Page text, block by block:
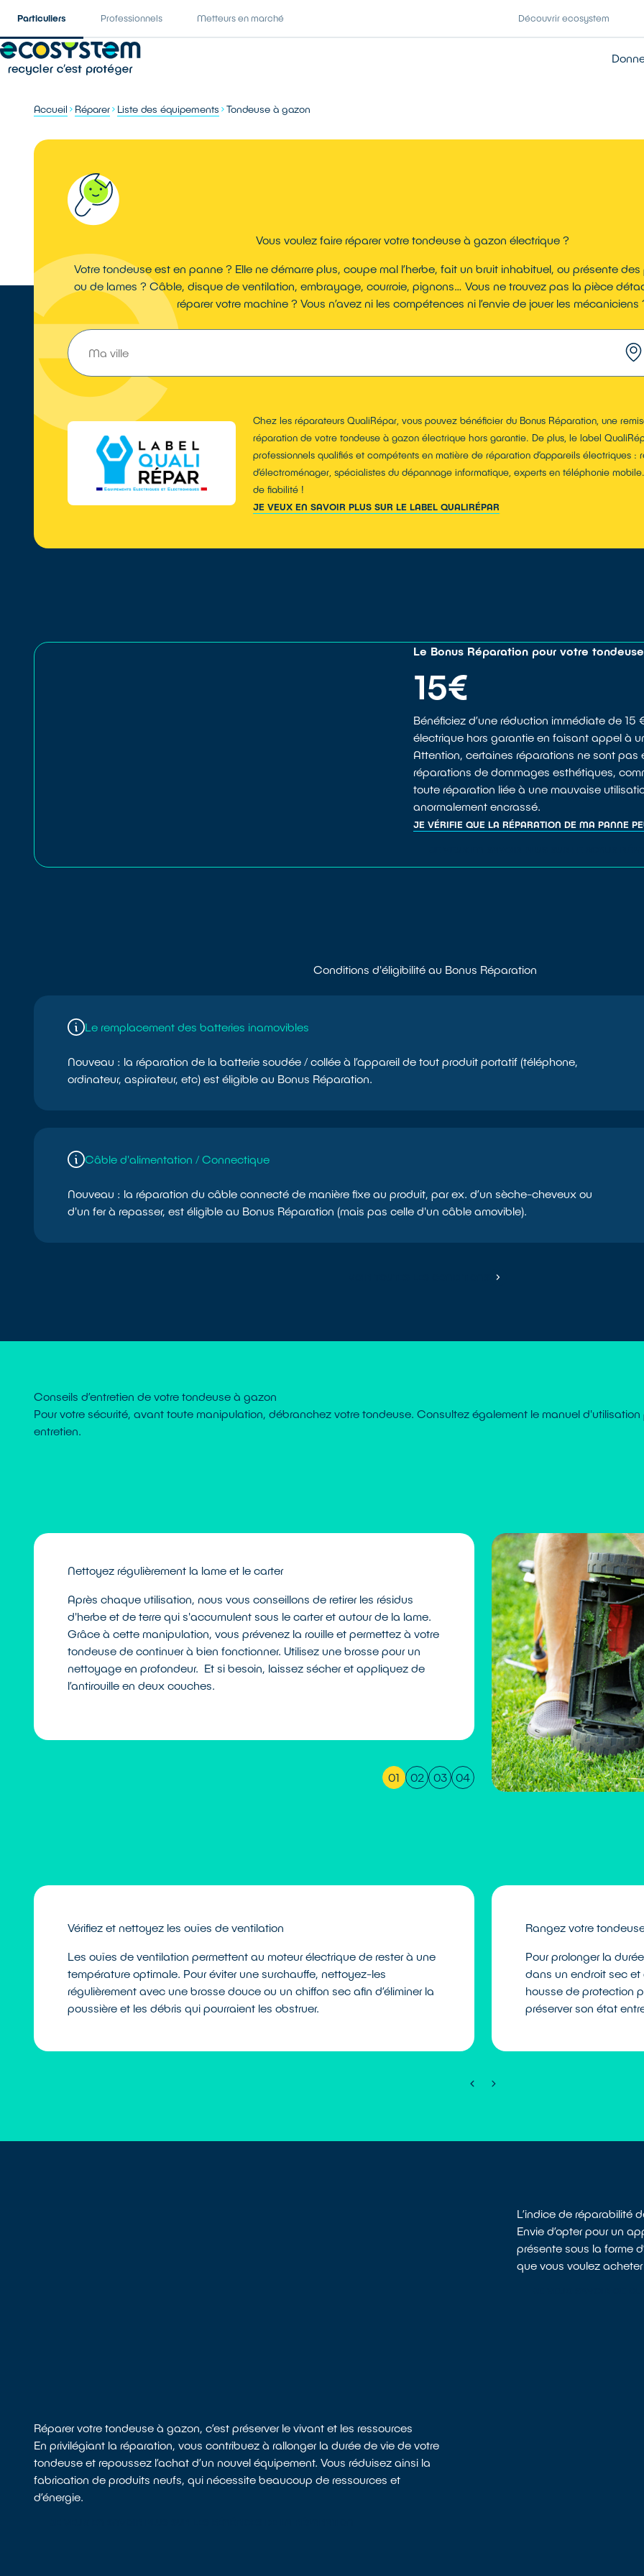
Particuliers Professionnels Metteurs en marché Découvrir ecosystem
Accueil Réparer Liste des équipements Tondeuse à gazon
Vous voulez faire réparer votre tondeuse à gazon électrique ?
Votre tondeuse est en panne ? Elle ne démarre plus, coupe mal l’herbe, fait un bruit inhabituel, ou présente
ou de lames ? Câble, disque de ventilation, embrayage, courroie, pignons… Vous ne trouvez pas la pièce
réparer votre machine ? Vous n’avez ni les compétences ni l’envie de jouer les mécaniciens
Chez les réparateurs QualiRépar, vous pouvez bénéficier du Bonus Réparation, une
réparation de votre tondeuse à gazon électrique hors garantie. De plus, le label
professionnels qualifiés et compétents en matière de réparation d’appareils électriques :
d’électroménager, spécialistes du dépannage informatique, experts en téléphonie
de fiabilité !
JE VEUX EN SAVOIR PLUS SUR LE LABEL QUALIRÉPAR
Le Bonus Réparation pour votre tondeuse
15€
Bénéficiez d’une réduction immédiate de
électrique hors garantie en faisant appel à
Attention, certaines réparations ne sont pas
réparations de dommages esthétiques,
toute réparation liée à une mauvaise
anormalement encrassé.
JE VÉRIFIE QUE LA RÉPARATION DE MA PANNE
Conditions d'éligibilité au Bonus Réparation
Le remplacement des batteries inamovibles
Nouveau : la réparation de la batterie soudée / collée à l’appareil de tout produit portatif (téléphone,
ordinateur, aspirateur, etc) est éligible au Bonus Réparation.
Câble d'alimentation / Connectique
Nouveau : la réparation du câble connecté de manière fixe au produit, par ex. d’un sèche-cheveux ou
d'un fer à repasser, est éligible au Bonus Réparation (mais pas celle d'un câble amovible).
Conseils d’entretien de votre tondeuse à gazon
Pour votre sécurité, avant toute manipulation, débranchez votre tondeuse. Consultez également le manuel d'utilisation
entretien.
Nettoyez régulièrement la lame et le carter
Après chaque utilisation, nous vous conseillons de retirer les résidus
d'herbe et de terre qui s'accumulent sous le carter et autour de la lame.
Grâce à cette manipulation, vous prévenez la rouille et permettez à votre
tondeuse de continuer à bien fonctionner. Utilisez une brosse pour un
nettoyage en profondeur. Et si besoin, laissez sécher et appliquez de
l’antirouille en deux couches.
Affûtez les lames
Des lames émoussées
vulnérable aux maladies
santé et une tonte nette,
votre tondeuse une fois
d'utilisation. Démontez la
une meuleuse d’angle
vous-même, ou confier
Vérifiez et nettoyez les ouïes de ventilation
Les ouïes de ventilation permettent au moteur électrique de rester à une
température optimale. Pour éviter une surchauffe, nettoyez-les
régulièrement avec une brosse douce ou un chiffon sec afin d’éliminer la
poussière et les débris qui pourraient les obstruer.
Rangez votre
Pour prolonger la
dans un endroit sec et
housse de protection
préserver son état
L’indice de réparabilité
Envie d’opter pour un
présente sous la forme
que vous voulez
Réparer votre tondeuse à gazon, c’est préserver le vivant et les ressources
En privilégiant la réparation, vous contribuez à rallonger la durée de vie de votre
tondeuse et repoussez l’achat d’un nouvel équipement. Vous réduisez ainsi la
fabrication de produits neufs, qui nécessite beaucoup de ressources et
d’énergie.